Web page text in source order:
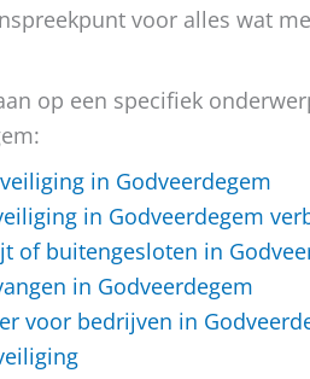
voor alles wat
op een specifiek
in Godveerdegem
in Godveerdegem
of buitengesloten in
in Godveerdegem
voor bedrijven in